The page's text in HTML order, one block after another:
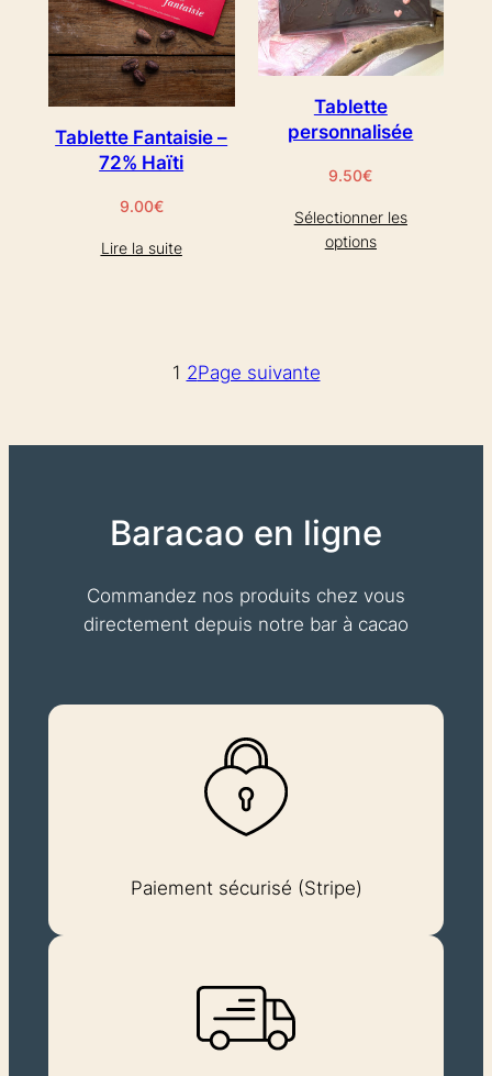
Tablette Fantaisie –
72% Haïti
9.00€
Lire la suite
Tablette
personnalisée
9.50€
Sélectionner les
options
1 2Page suivante
Baracao en ligne
Commandez nos produits chez vous
directement depuis notre bar à cacao
Paiement sécurisé (Stripe)